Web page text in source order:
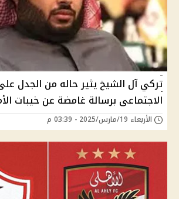
تركي آل الشيخ يثير حاله من الجدل
الاجتماعى برسالة غامضة عن خيبات
الأربعاء 19/مارس/2025 - 03:39 م